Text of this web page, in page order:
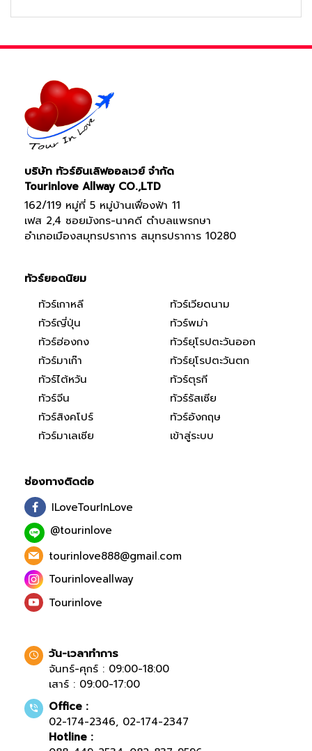
บริษัท ทัวร์อินเลิฟออลเวย์ จำกัด
Tourinlove Allway CO.,LTD
162/119 หมู่ที่ 5 หมู่บ้านเฟื่องฟ้า 11
เฟส 2,4 ซอยมังกร-นาคดี ตำบลแพรกษา
อำเภอเมืองสมุทรปราการ สมุทรปราการ 10280
ทัวร์ยอดนิยม
ทัวร์เกาหลี
ทัวร์ญี่ปุ่น
ทัวร์ฮ่องกง
ทัวร์มาเก๊า
ทัวร์ไต้หวัน
ทัวร์จีน
ทัวร์สิงคโปร์
ทัวร์มาเลเซีย
ทัวร์เวียดนาม
ทัวร์พม่า
ทัวร์ยุโรปตะวันออก
ทัวร์ยุโรปตะวันตก
ทัวร์ตุรกี
ทัวร์รัสเซีย
ทัวร์อังกฤษ
เข้าสู่ระบบ
ช่องทางติดต่อ
ILoveTourInLove
@tourinlove
tourinlove888@gmail.com
Tourinloveallway
Tourinlove
วัน-เวลาทำการ
จันทร์-ศุกร์ : 09:00-18:00
เสาร์ : 09:00-17:00
Office :
02-174-2346, 02-174-2347
Hotline :